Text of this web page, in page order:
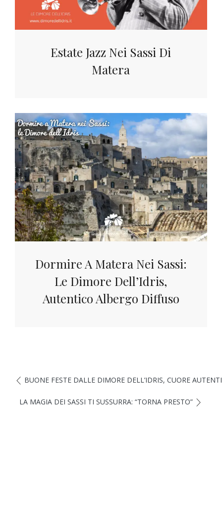
Estate Jazz Nei Sassi Di
Matera
Dormire A Matera Nei Sassi:
Le Dimore Dell’Idris,
Autentico Albergo Diffuso
BUONE FESTE DALLE DIMORE DELL’IDRIS, CUORE
LA MAGIA DEI SASSI TI SUSSURRA: “TORNA PRESTO”